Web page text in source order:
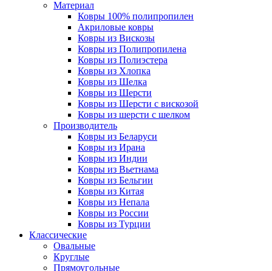
Материал
Ковры 100% полипропилен
Акриловые ковры
Ковры из Вискозы
Ковры из Полипропилена
Ковры из Полиэстера
Ковры из Хлопка
Ковры из Шелка
Ковры из Шерсти
Ковры из Шерсти с вискозой
Ковры из шерсти с шелком
Производитель
Ковры из Беларуси
Ковры из Ирана
Ковры из Индии
Ковры из Вьетнама
Ковры из Бельгии
Ковры из Китая
Ковры из Непала
Ковры из России
Ковры из Турции
Классические
Овальные
Круглые
Прямоугольные